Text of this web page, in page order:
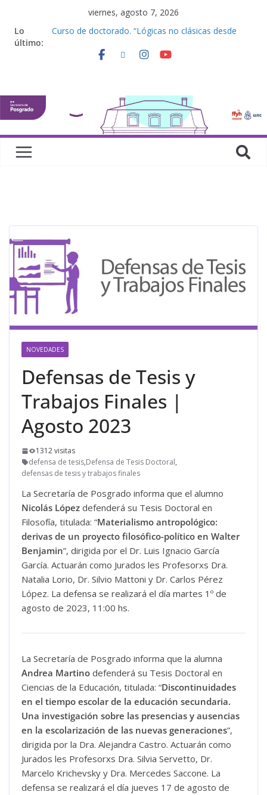
viernes, agosto 7, 2026
Lo
último:
Curso de doctorado. “Lógicas no clásicas desde
Seminario de posgrado. “Debates Actuales en
Curso de doctorado “Mirar, juzgar, sentir”
Defensas de Tesis y Trabajos Finales | Agosto
NOVEDADES
Defensas de Tesis y
Trabajos Finales |
Agosto 2023
1312 visitas
defensa de tesis,Defensa de Tesis Doctoral,
defensas de tesis y trabajos finales
La Secretaría de Posgrado informa que el alumno
Nicolás López defenderá su Tesis Doctoral en
Filosofía, titulada: “Materialismo antropológico:
derivas de un proyecto filosófico-político en Walter
Benjamin”, dirigida por el Dr. Luis Ignacio García
García. Actuarán como Jurados les Profesorxs Dra.
Natalia Lorio, Dr. Silvio Mattoni y Dr. Carlos Pérez
López. La defensa se realizará el día martes 1º de
agosto de 2023, 11:00 hs.
La Secretaría de Posgrado informa que la alumna
Andrea Martino defenderá su Tesis Doctoral en
Ciencias de la Educación, titulada: “Discontinuidades
en el tiempo escolar de la educación secundaria.
Una investigación sobre las presencias y ausencias
en la escolarización de las nuevas generaciones”,
dirigida por la Dra. Alejandra Castro. Actuarán como
Jurados les Profesorxs Dra. Silvia Servetto, Dr.
Marcelo Krichevsky y Dra. Mercedes Saccone. La
defensa se realizará el día jueves 17 de agosto de